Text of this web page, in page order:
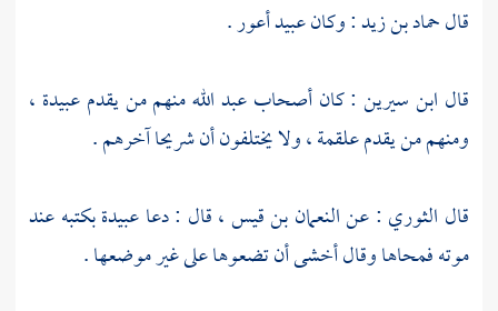
قالحماد بن زيد: وكانعبيدأعور .
قال ابن سيرين : كان أصحابعبد اللهمنهم من يقدمعبيدة ،
ومنهم من يقدمعلقمة، ولا يختلفون أنشريحاآخرهم .
قال الثوري : عنالنعمان بن قيس، قال : دعاعبيدةبكتبه عند
موته فمحاها وقال أخشى أن تضعوها على غير موضعها .